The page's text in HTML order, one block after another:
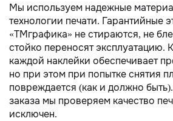
Мы используем надежные
технологии печати. Гарантийные
«TMграфика» не стираются, не
стойко переносят эксплуатацию.
каждой наклейки обеспечивает
но при этом при попытке снятия
повреждается (как и должно
заказа мы проверяем качество
исключен.